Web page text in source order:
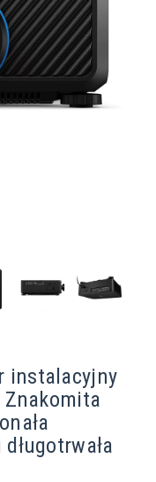
instalacyjny
Znakomita